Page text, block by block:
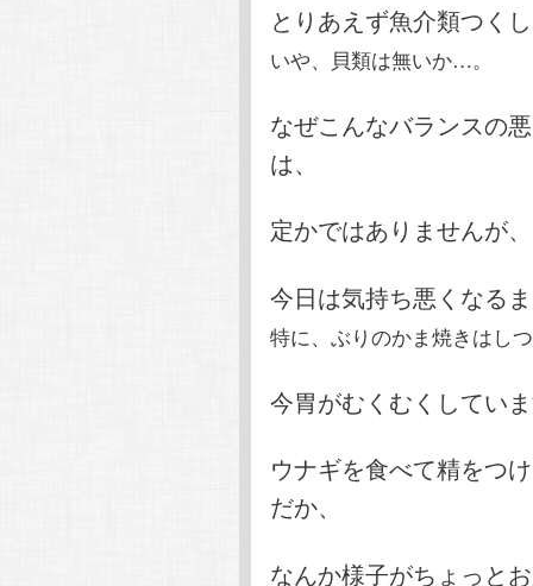
とりあえず魚介類つく
いや、貝類は無いか…。
なぜこんなバランスの
は、
定かではありませんが、
今日は気持ち悪くなる
特に、ぶりのかま焼きはし
今胃がむくむくしてい
ウナギを食べて精をつ
だか、
なんか様子がちょっと